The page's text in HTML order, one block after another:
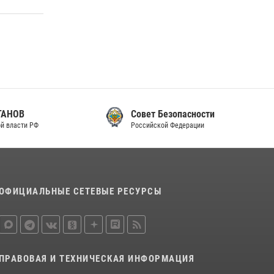
Совет Безопасности
Российской Федерации
СЕТЕВЫЕ РЕСУРСЫ
ПРАВОВАЯ И ТЕХНИЧЕСКАЯ ИНФОРМАЦИЯ